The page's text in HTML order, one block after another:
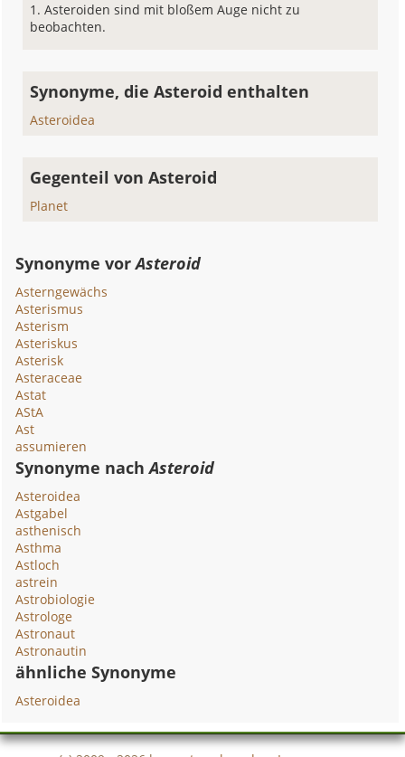
Asteroiden sind mit bloßem Auge nicht zu
beobachten.
Synonyme, die Asteroid enthalten
Asteroidea
Gegenteil von Asteroid
Planet
Synonyme vorAsteroid
Asterngewächs
Asterismus
Asterism
Asteriskus
Asterisk
Asteraceae
Astat
AStA
Ast
assumieren
Synonyme nachAsteroid
Asteroidea
Astgabel
asthenisch
Asthma
Astloch
astrein
Astrobiologie
Astrologe
Astronaut
Astronautin
ähnliche Synonyme
Asteroidea